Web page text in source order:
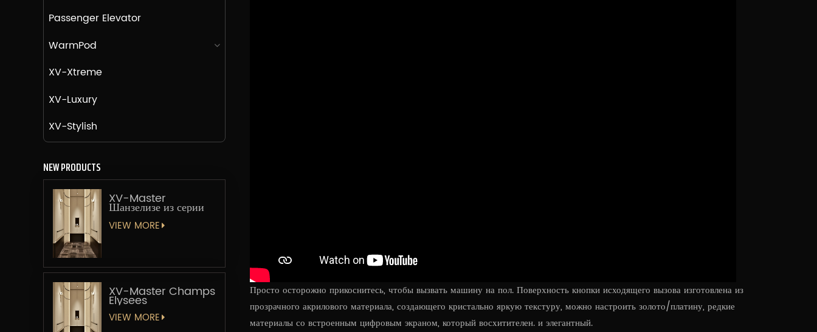
Passenger Elevator
WarmPod
XV-Xtreme
XV-Luxury
XV-Stylish
NEW PRODUCTS
XV-Master
Шанзелизе из серии
«Мастер-лифт»
VIEW MORE
XV-Master Champs
Elysees
VIEW MORE
Просто осторожно прикоснитесь, чтобы вызвать машину на пол. Поверхность кнопки исходящего вызова изготовлена из
прозрачного акрилового материала, создающего кристально яркую текстуру, можно настроить золото/платину, редкие
материалы со встроенным цифровым экраном, который восхитителен. и элегантный.